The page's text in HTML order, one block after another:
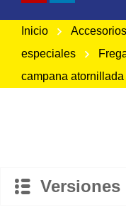
Inicio
especiales
campana atornillada
Versiones